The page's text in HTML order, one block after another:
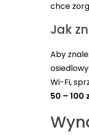
chce
Jak
Aby
Wi-Fi,
50 – 100